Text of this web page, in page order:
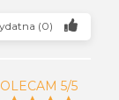
(0)
5/5